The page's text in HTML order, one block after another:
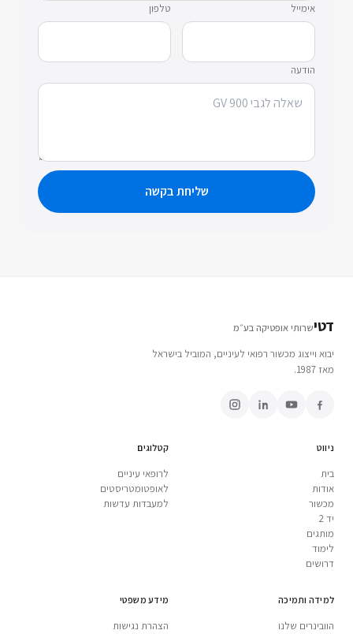
אימייל טלפון
הודעה
שליחת בקשה
דטישרותי אופטיקה בע״מ
יבוא וייצוג מכשור רפואי לעיניים, המוביל בישראל
מאז 1987.
ניווט
בית
אודות
מכשור
יד 2
מותגים
לימוד
דרושים
קטלוגים
לרופאי עיניים
לאופטומטריסטים
למעבדות עדשות
למידה ותמיכה
הוובינרים שלנו
מידע משפטי
הצהרת נגישות